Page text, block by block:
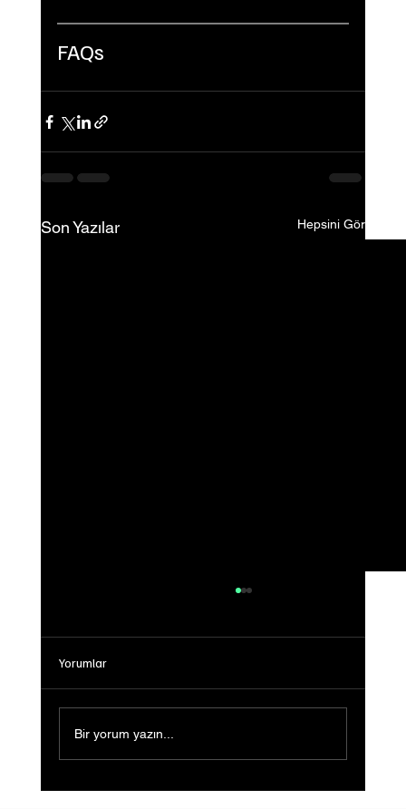
FAQs
Son Yazılar Hepsini Gör
Yorumlar
Bir yorum yazın...